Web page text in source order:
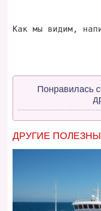
Как мы видим,
Понравилась
ДРУГИЕ